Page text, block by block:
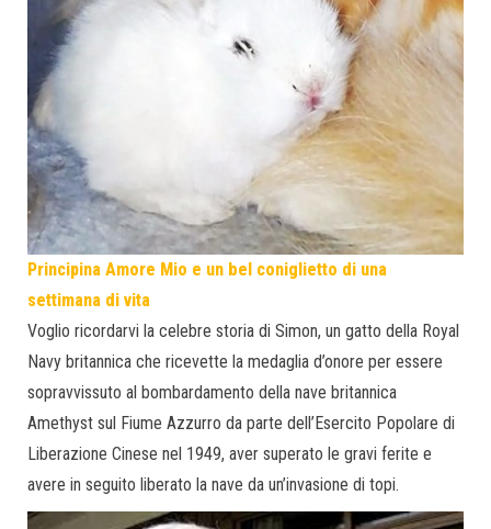
Principina Amore Mio e un bel coniglietto di una
settimana di vita
Voglio ricordarvi la celebre storia di Simon, un gatto della Royal
Navy britannica che ricevette la medaglia d’onore per essere
sopravvissuto al bombardamento della nave britannica
Amethyst sul Fiume Azzurro da parte dell’Esercito Popolare di
Liberazione Cinese nel 1949, aver superato le gravi ferite e
avere in seguito liberato la nave da un’invasione di topi.